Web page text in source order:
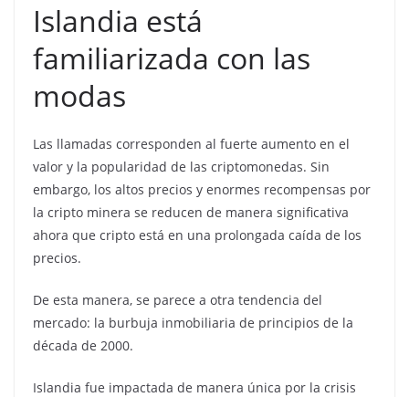
Islandia está
familiarizada con las
modas
Las llamadas corresponden al fuerte aumento en el
valor y la popularidad de las criptomonedas. Sin
embargo, los altos precios y enormes recompensas por
la cripto minera se reducen de manera significativa
ahora que cripto está en una prolongada caída de los
precios.
De esta manera, se parece a otra tendencia del
mercado: la burbuja inmobiliaria de principios de la
década de 2000.
Islandia fue impactada de manera única por la crisis